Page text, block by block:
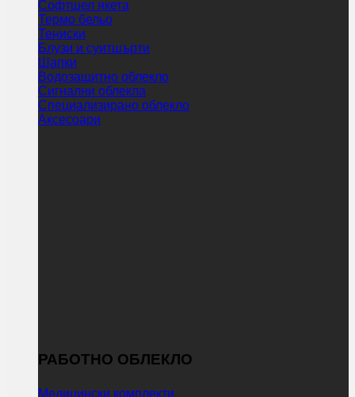
Софтшел якета
Термо бельо
Тениски
Блузи и суитшърти
Шапки
Водозащитно облекло
Сигнални облекла
Специализирано облекло
Аксесоари
РАБОТНО ОБЛЕКЛО
Медицински комплекти